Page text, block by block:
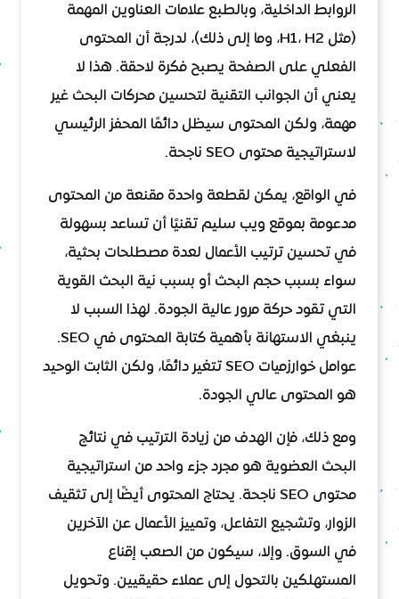
الروابط الداخلية، وبالطبع علامات العناوين المهمة
(مثل H1، H2، وما إلى ذلك)، لدرجة أن المحتوى
الفعلي على الصفحة يصبح فكرة لاحقة. هذا لا
يعني أن الجوانب التقنية لتحسين محركات البحث غير
مهمة، ولكن المحتوى سيظل دائمًا المحفز الرئيسي
لاستراتيجية محتوى SEO ناجحة.
في الواقع، يمكن لقطعة واحدة مقنعة من المحتوى
مدعومة بموقع ويب سليم تقنيًا أن تساعد بسهولة
في تحسين ترتيب الأعمال لعدة مصطلحات بحثية،
سواء بسبب حجم البحث أو بسبب نية البحث القوية
التي تقود حركة مرور عالية الجودة. لهذا السبب لا
ينبغي الاستهانة بأهمية كتابة المحتوى في SEO.
عوامل خوارزميات SEO تتغير دائمًا، ولكن الثابت الوحيد
هو المحتوى عالي الجودة.
ومع ذلك، فإن الهدف من زيادة الترتيب في نتائج
البحث العضوية هو مجرد جزء واحد من استراتيجية
محتوى SEO ناجحة. يحتاج المحتوى أيضًا إلى تثقيف
الزوار، وتشجيع التفاعل، وتمييز الأعمال عن الآخرين
في السوق. وإلا، سيكون من الصعب إقناع
المستهلكين بالتحول إلى عملاء حقيقيين. وتحويل